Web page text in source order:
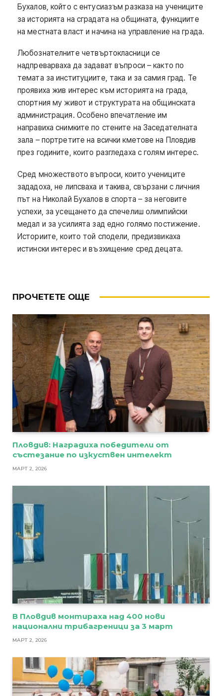
Бухалов, който с ентусиазъм разказа на учениците
за историята на сградата на общината, функциите
на местната власт и начина на управление на града.
Любознателните четвъртокласници се
надпреварваха да задават въпроси – както по
темата за институциите, така и за самия град. Те
проявиха жив интерес към историята на града,
спортния му живот и структурата на общинската
администрация. Особено впечатление им
направиха снимките по стените на Заседателната
зала – портретите на всички кметове на Пловдив
през годините, които разгледаха с голям интерес.
Сред множеството въпроси, които учениците
зададоха, не липсваха и такива, свързани с личния
път на Николай Бухалов в спорта – за неговите
успехи, за усещането да спечелиш олимпийски
медал и за усилията зад едно голямо постижение.
Историите, които той сподели, предизвикаха
истински интерес и възхищение сред децата.
ПРОЧЕТЕТЕ ОЩЕ
Пловдив: Наградиха победители от
състезание по изкуствен интелект
МАРТ 2, 2026
В Пловдив монтираха над 400 нови
национални трибагреници за 3 март
МАРТ 2, 2026